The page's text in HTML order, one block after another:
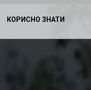
КОРИСНО ЗНАТИ